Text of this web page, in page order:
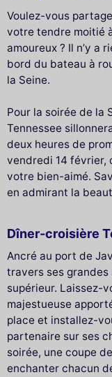
Voulez-vous
votre tendre moitié
amoureux ? Il n’y a
bord du bateau à
la Seine.
Pour la soirée de la
Tennessee
deux heures de
vendredi 14 février,
votre bien-aimé.
en admirant la
Dîner-croisière
Ancré au port de
travers ses
supérieur. Laissez-
majestueuse
place et installez-
partenaire sur ses
soirée, une coupe
enchanter chacun